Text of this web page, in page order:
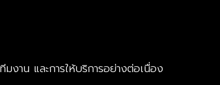
าน และการให้บริการอย่างต่อเนื่อง